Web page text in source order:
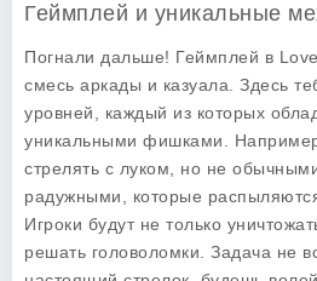
Геймплей и уникальные
Погнали дальше! Геймплей в
смесь аркады и казуала. Здесь
уровней, каждый из которых
уникальными фишками.
стрелять с луком, но не
радужными, которые
Игроки будут не только
решать головоломки. Задача не